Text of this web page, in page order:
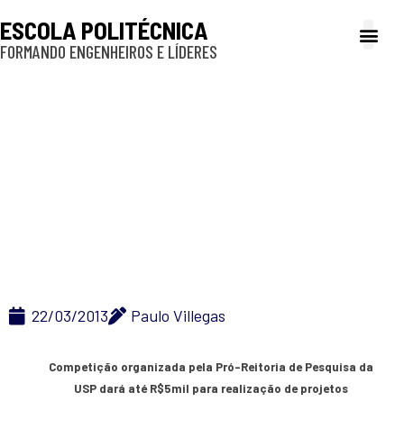
ESCOLA POLITÉCNICA
FORMANDO ENGENHEIROS E LÍDERES
22/03/2013 Paulo Villegas
Competição organizada pela Pró-Reitoria de Pesquisa da
USP dará até R$5mil para realização de projetos